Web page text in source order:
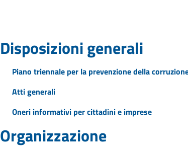
Disposizioni generali
Piano triennale per la prevenzione della
Atti generali
Oneri informativi per cittadini e imprese
Organizzazione